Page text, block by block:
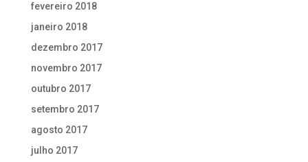
fevereiro 2018
janeiro 2018
dezembro 2017
novembro 2017
outubro 2017
setembro 2017
agosto 2017
julho 2017